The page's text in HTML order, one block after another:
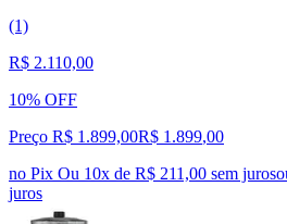
(1)
R$ 2.110,00
10% OFF
Preço R$ 1.899,00R$ 1.899,00
no Pix Ou 10x de R$ 211,00 sem juros
juros